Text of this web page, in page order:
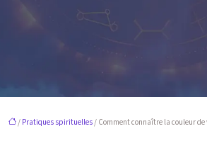
/ Pratiques spirituelles/ Comment connaître la couleur de